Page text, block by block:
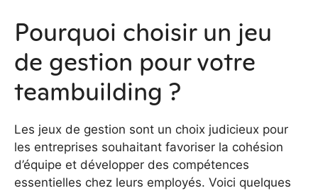
Pourquoi choisir un jeu
de gestion pour votre
teambuilding ?
Les jeux de gestion sont un choix judicieux pour
les entreprises souhaitant favoriser la cohésion
d’équipe et développer des compétences
essentielles chez leurs employés. Voici quelques